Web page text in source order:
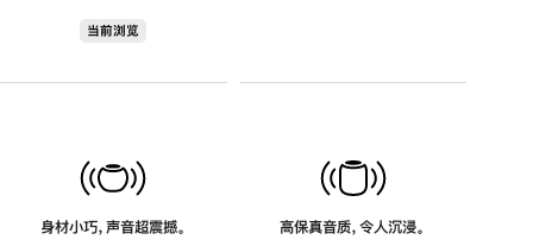
当前浏览
身材小巧，声音超震撼。 高保真音质，令人沉浸。